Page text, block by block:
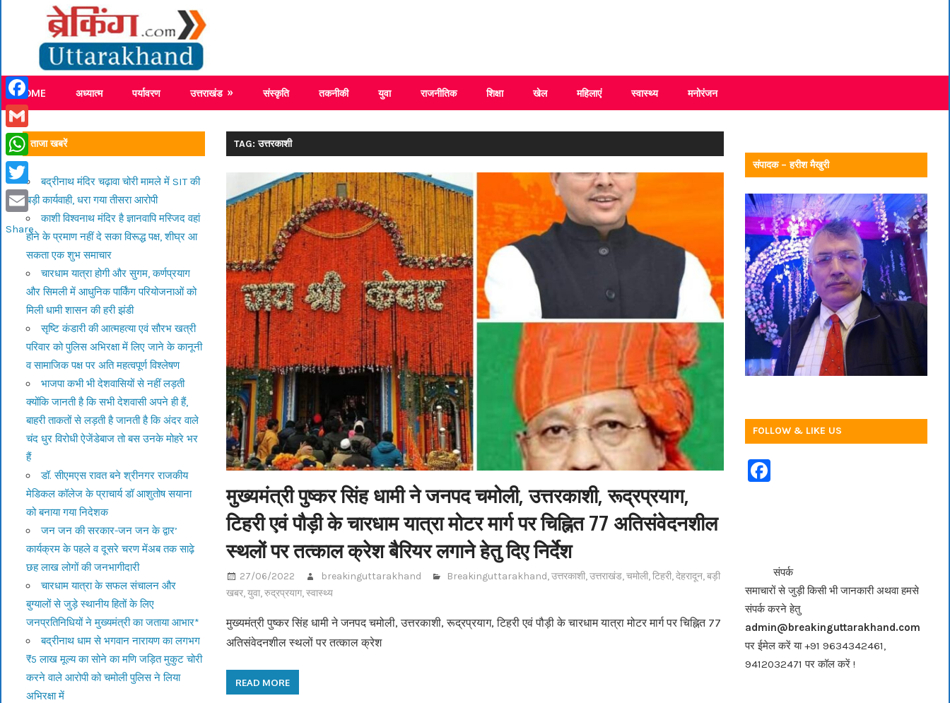
content
Breaking News Uttarakhand
HOME अध्यात्म पर्यावरण उत्तराखंड संस्कृति तकनीकी युवा राजनीतिक शिक्षा खेल महिलाएं स्वास्थ्य मनोरंजन
TAG: उत्तरकाशी
मुख्यमंत्री पुष्कर सिंह धामी ने जनपद चमोली, उत्तरकाशी, रूद्रप्रयाग,
टिहरी एवं पौड़ी के चारधाम यात्रा मोटर मार्ग पर चिह्नित 77 अतिसंवेदनशील
स्थलों पर तत्काल क्रेश बैरियर लगाने हेतु दिए निर्देश
27/06/2022 breakinguttarakhand Breakinguttarakhand,उत्तरकाशी,उत्तराखंड,चमोली,टिहरी,देहरादून,बड़ी
खबर,युवा,रुद्रप्रयाग,स्वास्थ्य
मुख्यमंत्री पुष्कर सिंह धामी ने जनपद चमोली, उत्तरकाशी, रूद्रप्रयाग, टिहरी एवं पौड़ी के चारधाम यात्रा मोटर मार्ग पर चिह्नित 77
अतिसंवेदनशील स्थलों पर तत्काल क्रेश
READ MORE
ताजा खबरें
बद्रीनाथ मंदिर चढ़ावा चोरी मामले में SIT की
बड़ी कार्यवाही, धरा गया तीसरा आरोपी
काशी विश्वनाथ मंदिर है ज्ञानवापि मस्जिद वहां
होने के प्रमाण नहीं दे सका विरूद्ध पक्ष, शीघ्र आ
सकता एक शुभ समाचार
चारधाम यात्रा होगी और सुगम, कर्णप्रयाग
और सिमली में आधुनिक पार्किंग परियोजनाओं को
मिली धामी शासन की हरी झंडी
सृष्टि कंडारी की आत्महत्या एवं सौरभ खत्री
परिवार को पुलिस अभिरक्षा में लिए जाने के कानूनी
व सामाजिक पक्ष पर अति महत्वपूर्ण विश्लेषण
भाजपा कभी भी देशवासियों से नहीं लड़ती
क्योंकि जानती है कि सभी देशवासी अपने ही हैं,
बाहरी ताकतों से लड़ती है जानती है कि अंदर वाले
चंद धुर विरोधी ऐजेंडेबाज तो बस उनके मोहरे भर
हैं
डॉ. सीएमएस रावत बने श्रीनगर राजकीय
मेडिकल कॉलेज के प्राचार्य डॉ आशुतोष सयाना
को बनाया गया निदेशक
जन जन की सरकार-जन जन के द्वार’
कार्यक्रम के पहले व दूसरे चरण मेंअब तक साढ़े
छह लाख लोगों की जनभागीदारी
चारधाम यात्रा के सफल संचालन और
बुग्यालों से जुड़े स्थानीय हितों के लिए
जनप्रतिनिधियों ने मुख्यमंत्री का जताया आभार*
बद्रीनाथ धाम से भगवान नारायण का लगभग
₹5 लाख मूल्य का सोने का मणि जड़ित मुकुट चोरी
करने वाले आरोपी को चमोली पुलिस ने लिया
अभिरक्षा में
संपादक – हरीश मैखुरी
FOLLOW & LIKE US
F
b
o
o
k
संपर्क
समाचारों से जुड़ी किसी भी जानकारी अथवा हमसे
संपर्क करने हेतु
admin@breakinguttarakhand.com
पर ईमेल करें या +91 9634342461,
9412032471 पर कॉल करें !
Facebook
Gmail
WhatsApp
Twitter
Email
Share